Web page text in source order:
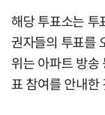
해당 투표소는 투
권자들의 투표를
위는 아파트 방송
표 참여를 안내한